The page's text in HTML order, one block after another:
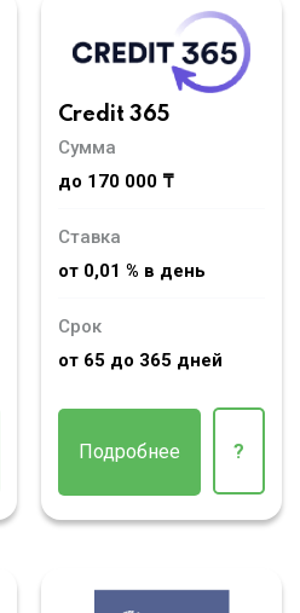
Credit 365
Сумма
до 170 000 ₸
Ставка
от 0,01 % в день
Срок
от 65 до 365 дней
Подробнее ?